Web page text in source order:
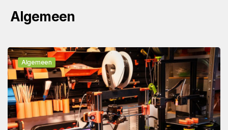
Algemeen
Algemeen